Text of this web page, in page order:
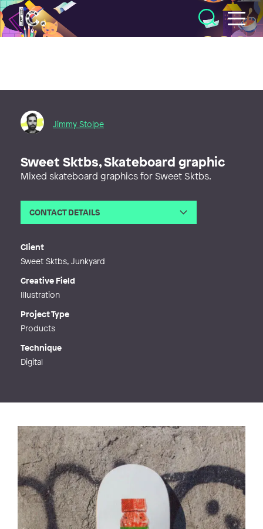
Illustratörcentrum
Jimmy Stolpe
Sweet Sktbs, Skateboard graphic
Mixed skateboard graphics for Sweet Sktbs.
CONTACT DETAILS
Client
Sweet Sktbs, Junkyard
Creative Field
Illustration
Project Type
Products
Technique
Digital